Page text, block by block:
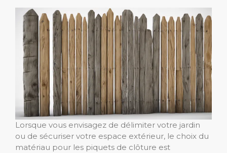
Lorsque vous envisagez de délimiter votre jardin
ou de sécuriser votre espace extérieur, le choix du
matériau pour les piquets de clôture est